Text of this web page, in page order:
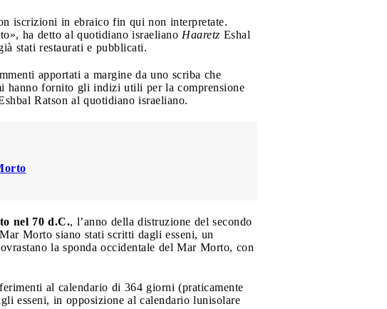
iscrizioni in ebraico fin qui non interpretate.
ha detto al quotidiano israeliano Haaretz Eshal
stati restaurati e pubblicati.
apportati a margine da uno scriba che
hanno fornito gli indizi utili per la comprensione
Ratson al quotidiano israeliano.
nel 70 d.C., l’anno della distruzione del secondo
Morto siano stati scritti dagli esseni, un
la sponda occidentale del Mar Morto, con
al calendario di 364 giorni (praticamente
esseni, in opposizione al calendario lunisolare